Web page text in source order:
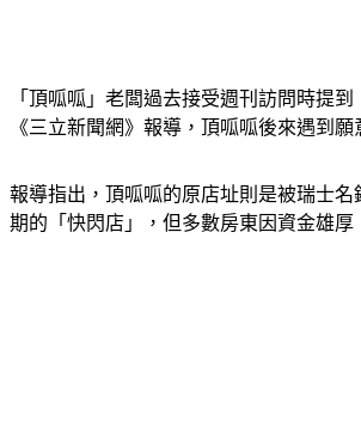
「頂呱呱」老闆過去接受週刊訪問時提
《三立新聞網》報導，頂呱呱後來遇到
報導指出，頂呱呱的原店址則是被瑞士名
期的「快閃店」，但多數房東因資金雄